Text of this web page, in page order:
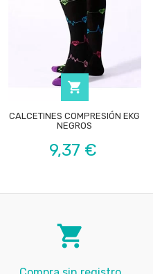

CALCETINES COMPRESIÓN EKG
NEGROS
Precio
9,37 €
local_grocery_store